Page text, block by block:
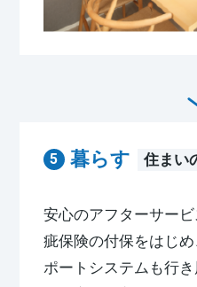
暮らす 住まい
安心のアフターサー
疵保険の付保をはじ
ポートシステムも行